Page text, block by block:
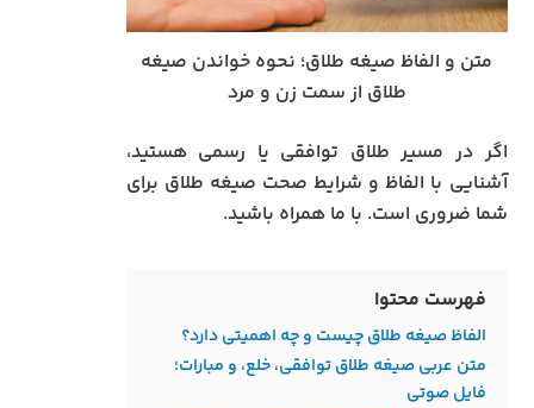
متن و الفاظ صیغه طلاق؛ نحوه خواندن صیغه
طلاق از سمت زن و مرد
اگر در مسیر طلاق توافقی یا رسمی هستید،
آشنایی با الفاظ و شرایط صحت صیغه طلاق برای
شما ضروری است. با ما همراه باشید.
فهرست محتوا
الفاظ صیغه طلاق چیست و چه اهمیتی دارد؟
متن عربی صیغه طلاق توافقی، خلع، و مبارات؛
فایل صوتی